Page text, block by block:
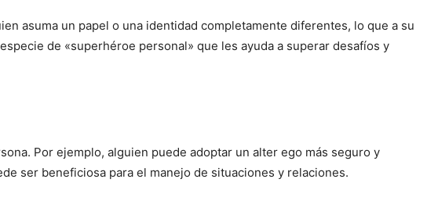
asuma un papel o una identidad completamente diferentes, lo que a su
de «superhéroe personal» que les ayuda a superar desafíos y
Por ejemplo, alguien puede adoptar un alter ego más seguro y
ser beneficiosa para el manejo de situaciones y relaciones.